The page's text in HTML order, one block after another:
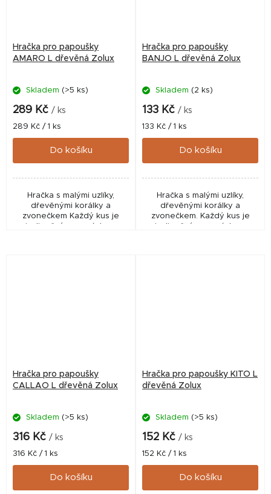
Hračka pro papoušky
AMARO L dřevěná Zolux
Skladem (>5 ks)
289 Kč / ks
Měrná
cena:
289 Kč / 1 ks
Do košíku
Hračka s malými uzlíky,
dřevěnými korálky a
zvonečkem Každý kus je
Hračka pro papoušky
BANJO L dřevěná Zolux
Skladem (2 ks)
133 Kč / ks
Měrná
cena:
133 Kč / 1 ks
Do košíku
Hračka s malými uzlíky,
dřevěnými korálky a
zvonečkem. Každý kus je
Hračka pro papoušky
CALLAO L dřevěná Zolux
Skladem (>5 ks)
316 Kč / ks
Měrná
cena:
316 Kč / 1 ks
Do košíku
Hračka pro papoušky KITO L
dřevěná Zolux
Skladem (>5 ks)
152 Kč / ks
Měrná
cena:
152 Kč / 1 ks
Do košíku